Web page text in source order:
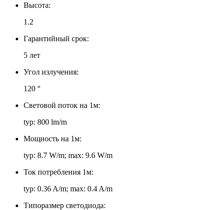
Высота:
1.2
Гарантийный срок:
5 лет
Угол излучения:
120 °
Световой поток на 1м:
typ: 800 lm/m
Мощность на 1м:
typ: 8.7 W/m; max: 9.6 W/m
Ток потребления 1м:
typ: 0.36 A/m; max: 0.4 A/m
Типоразмер светодиода: